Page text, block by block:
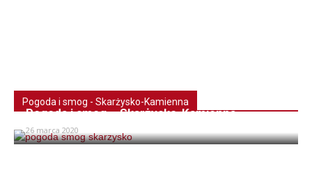
Pogoda i smog - Skarżysko-Kamienna
Pogoda i smog – Skarżysko-Kamienna
26 marca 2020